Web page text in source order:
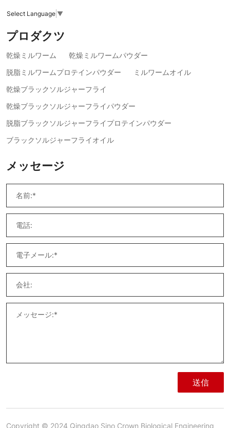
Select Language ▼
プロダクツ
乾燥ミルワーム
乾燥ミルワームパウダー
脱脂ミルワームプロテインパウダー
ミルワームオイル
乾燥ブラックソルジャーフライ
乾燥ブラックソルジャーフライパウダー
脱脂ブラックソルジャーフライプロテインパウダー
ブラックソルジャーフライオイル
メッセージ
送信
Copyright © 2024 Qingdao Sino Crown Biological Engineering